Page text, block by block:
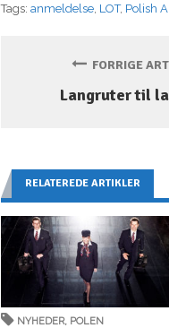
Tags:anmeldelse LOT, Polish
FORRIGE
Langruter til
RELATEREDE ARTIKLER
NYHEDER, POLEN